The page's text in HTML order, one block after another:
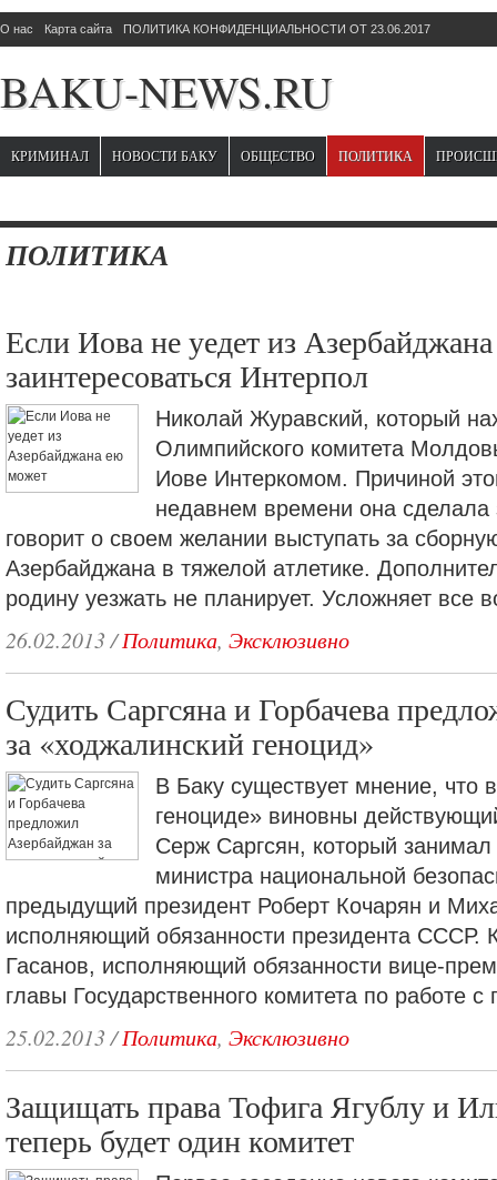
О нас Карта сайта ПОЛИТИКА КОНФИДЕНЦИАЛЬНОСТИ ОТ 23.06.2017
BAKU-NEWS.RU
КРИМИНАЛ НОВОСТИ БАКУ ОБЩЕСТВО ПОЛИТИКА
ПОЛИТИКА
Если Иова не уедет из
заинтересоваться Интерпол
Николай Журавский, который
Олимпийского комитета
Иове Интеркомом. Причиной
недавнем времени она сделала
говорит о своем желании выступать за
Азербайджана в тяжелой атлетике.
родину уезжать не планирует. Усложняет все
26.02.2013 /Политика, Эксклюзивно
Судить Саргсяна и Горбачева
за «ходжалинский геноцид»
В Баку существует мнение, что
геноциде» виновны
Серж Саргсян, который
министра национальной
предыдущий президент Роберт Кочарян и
исполняющий обязанности президента СССР.
Гасанов, исполняющий обязанности вице-
главы Государственного комитета по работе
25.02.2013 /Политика, Эксклюзивно
Защищать права Тофига Ягублу и
теперь будет один комитет